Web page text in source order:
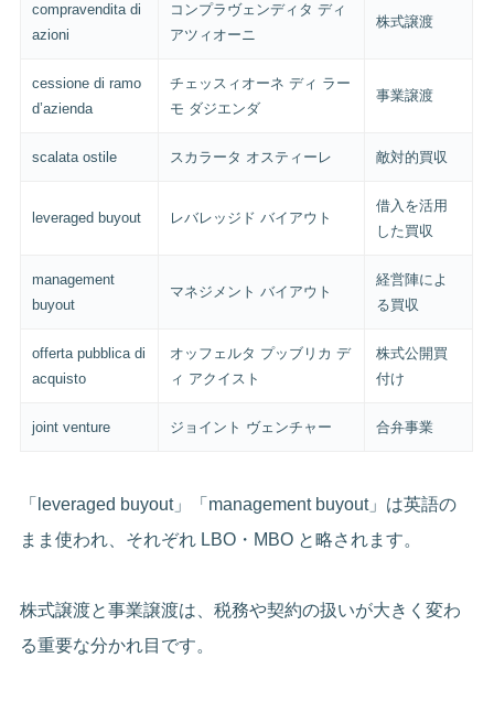
compravendita di
azioni
コンプラヴェンディタ ディ
アツィオーニ
株式譲渡
cessione di ramo
d’azienda
チェッスィオーネ ディ ラー
モ ダジエンダ
事業譲渡
scalata ostile スカラータ オスティーレ 敵対的買収
leveraged buyout レバレッジド バイアウト
借入を活用
した買収
management
buyout
マネジメント バイアウト
経営陣によ
る買収
offerta pubblica di
acquisto
オッフェルタ プッブリカ デ
ィ アクイスト
株式公開買
付け
joint venture ジョイント ヴェンチャー 合弁事業
「leveraged buyout」「management buyout」は英語の
まま使われ、それぞれ LBO・MBO と略されます。
株式譲渡と事業譲渡は、税務や契約の扱いが大きく変わ
る重要な分かれ目です。